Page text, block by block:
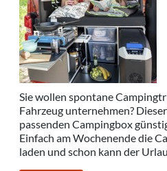
Sie wollen spontane
Fahrzeug unternehmen?
passenden Campingbox
Einfach am Wochenende die
laden und schon kann der